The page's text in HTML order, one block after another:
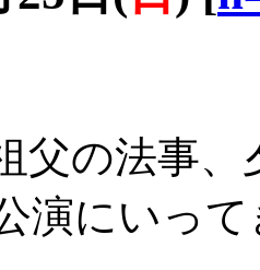
父の法事
演にいっ